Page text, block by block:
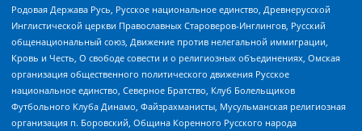
Родовая Держава Русь, Русское национальное единство, Древнерусской
Инглистической церкви Православных Староверов-Инглингов, Русский
общенациональный союз, Движение против нелегальной иммиграции,
Кровь и Честь, О свободе совести и о религиозных объединениях, Омская
организация общественного политического движения Русское
национальное единство, Северное Братство, Клуб Болельщиков
Футбольного Клуба Динамо, Файзрахманисты, Мусульманская религиозная
организация п. Боровский, Община Коренного Русского народа